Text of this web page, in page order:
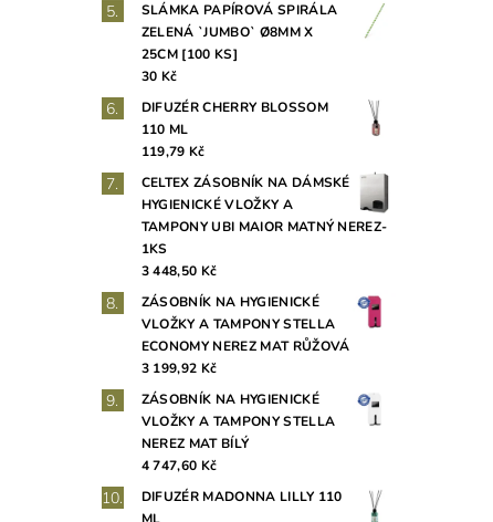
SLÁMKA PAPÍROVÁ SPIRÁLA
ZELENÁ `JUMBO` Ø8MM X
25CM [100 KS]
30 Kč
DIFUZÉR CHERRY BLOSSOM
110 ML
119,79 Kč
CELTEX ZÁSOBNÍK NA DÁMSKÉ
HYGIENICKÉ VLOŽKY A
TAMPONY UBI MAIOR MATNÝ NEREZ-
1KS
3 448,50 Kč
ZÁSOBNÍK NA HYGIENICKÉ
VLOŽKY A TAMPONY STELLA
ECONOMY NEREZ MAT RŮŽOVÁ
3 199,92 Kč
ZÁSOBNÍK NA HYGIENICKÉ
VLOŽKY A TAMPONY STELLA
NEREZ MAT BÍLÝ
4 747,60 Kč
DIFUZÉR MADONNA LILLY 110